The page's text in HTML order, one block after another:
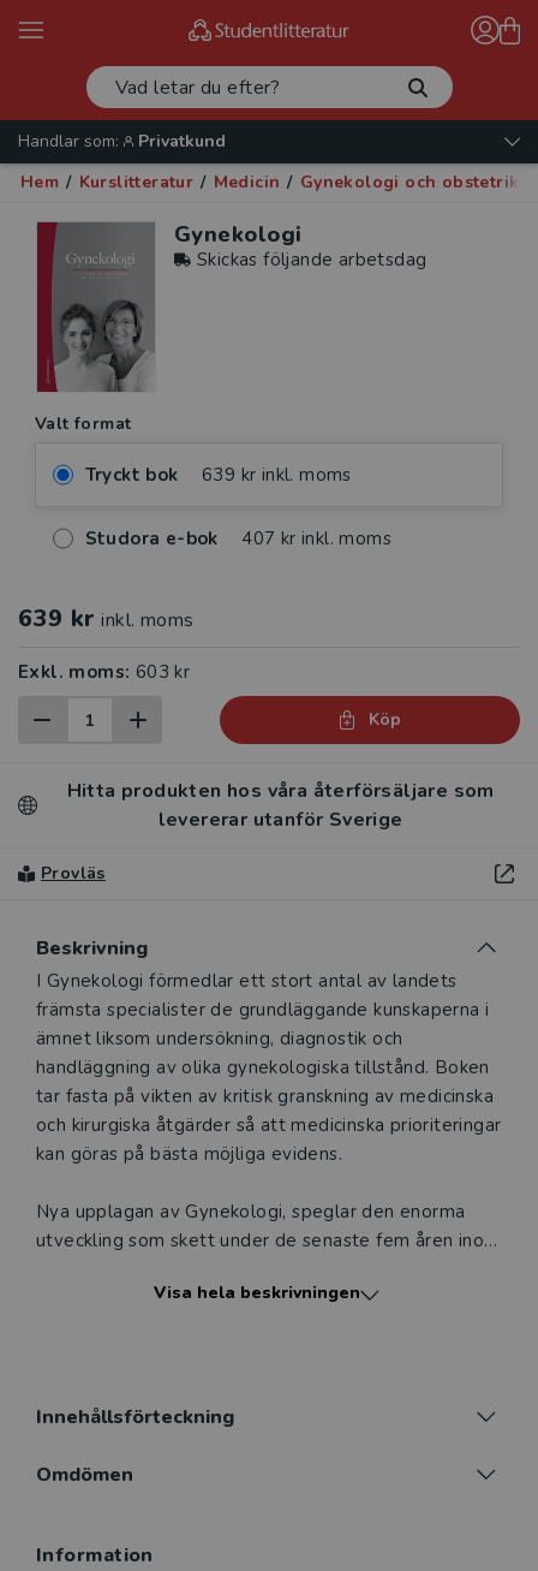
Handlar som:
Privatkund
Hem / Kurslitteratur / Medicin / Gynekologi och obstetrik
Gynekologi
Skickas följande arbetsdag
Valt format
Tryckt bok 639 kr inkl. moms
Studora e-bok 407 kr inkl. moms
639 kr inkl. moms
Exkl. moms: 603 kr
Köp
Hitta produkten hos våra återförsäljare som
levererar utanför Sverige
Provläs
Beskrivning
Beskrivning
I Gynekologi förmedlar ett stort antal av landets
främsta specialister de grundläggande kunskaperna i
ämnet liksom undersökning, diagnostik och
handläggning av olika gynekologiska tillstånd. Boken
tar fasta på vikten av kritisk granskning av medicinska
och kirurgiska åtgärder så att medicinska prioriteringar
kan göras på bästa möjliga evidens.
Nya upplagan av Gynekologi, speglar den enorma
utveckling som skett under de senaste fem åren inom
vilka innehåller de senaste behandlingsalternativen
som inneburit att vissa patientgrupper blivit friska.
bättre behandlingsstrategier. Alla bokens kapitel är
Visa hela beskrivningen
Innehållsförteckning
Omdömen
Information